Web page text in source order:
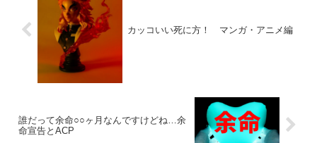
カッコいい死に方！ マンガ・アニメ編
誰だって余命○○ヶ月なんですけどね…余
命宣告とACP